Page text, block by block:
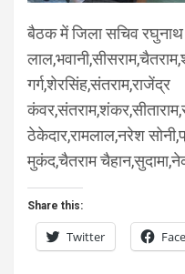
बैठक में जिला सचिव रघुनाथ
गर्ग,शेरसिंह,संतराम,राजेंद्र
ठेकेदार,रामलाल,नरेश
मुकंद,चैतराम
Share this:
Twitter